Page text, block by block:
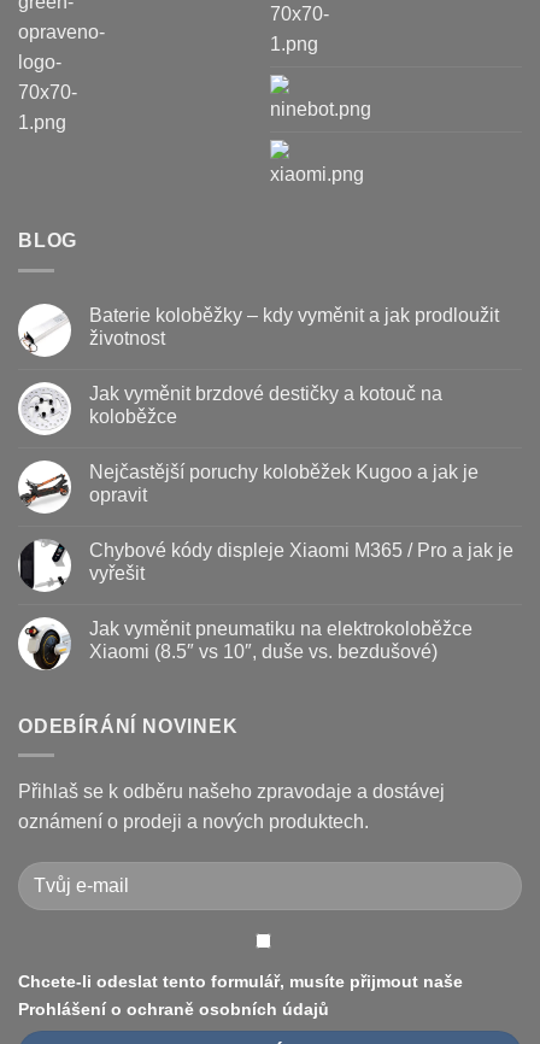
BLOG
Baterie koloběžky – kdy vyměnit a jak prodloužit
životnost
textu
s
koloběžky
kdy
jak
prodloužit
životnost
Jak vyměnit brzdové destičky a kotouč na
koloběžce
u
textu
s
vyměnit
brzdové
destičky
na
koloběžce
Nejčastější poruchy koloběžek Kugoo a jak je
opravit
u
textu
s
poruchy
koloběžek
Kugoo
opravit
Chybové kódy displeje Xiaomi M365 / Pro a jak je
vyřešit
textu
s
displeje
Xiaomi
Pro
a
jak
je
Jak vyměnit pneumatiku na elektrokoloběžce
Xiaomi (8.5″ vs 10″, duše vs. bezdušové)
textu
s
vyměnit
pneumatiku
na
elektrokoloběžce
(8.5″
vs
10″,
duše
ODEBÍRÁNÍ NOVINEK
Přihlaš se k odběru našeho zpravodaje a dostávej
oznámení o prodeji a nových produktech.
Chcete-li odeslat tento formulář, musíte přijmout naše
Prohlášení o ochraně osobních údajů